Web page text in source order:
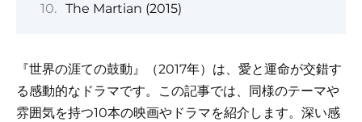
The Martian (2015)
『世界の涯ての鼓動』（2017年）は、愛と運命が交錯す
る感動的なドラマです。この記事では、同様のテーマや
雰囲気を持つ10本の映画やドラマを紹介します。深い感